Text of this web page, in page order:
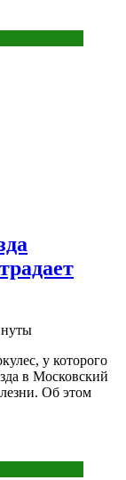
у которого
в Московский
Об этом